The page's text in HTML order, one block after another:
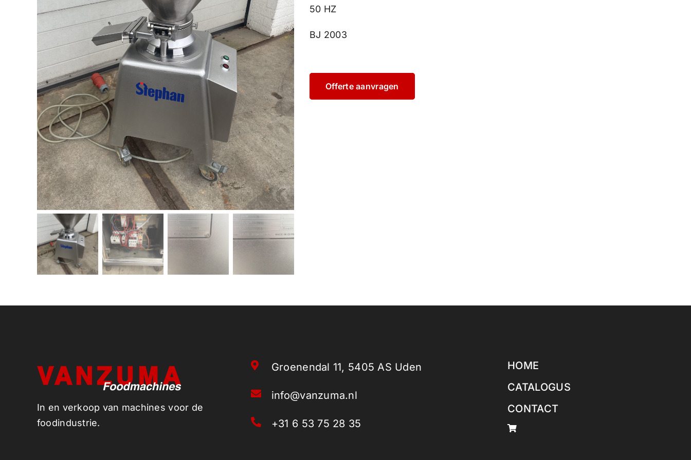
50 HZ
BJ 2003
Offerte aanvragen
In en verkoop van machines voor de
foodindustrie.
Groenendal 11, 5405 AS Uden
info@vanzuma.nl
+31 6 53 75 28 35
HOME
CATALOGUS
CONTACT